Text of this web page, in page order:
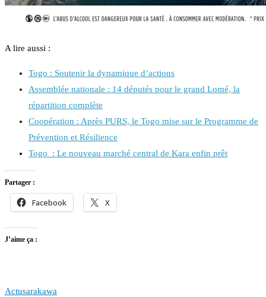
A lire aussi :
Togo : Soutenir la dynamique d’actions
Assemblée nationale : 14 députés pour le grand Lomé, la
répartition complète
Coopération : Après PURS, le Togo mise sur le Programme de
Prévention et Résilience
Togo : Le nouveau marché central de Kara enfin prêt
Partager :
Facebook X
J’aime ça :
Actusarakawa